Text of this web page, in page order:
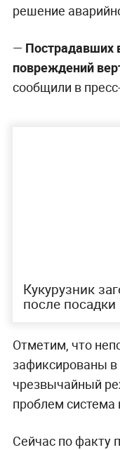
решение
— Пострадавших
повреждений
сообщили в
Кукурузник
после
Отметим, что
зафиксированы в
чрезвычайный
проблем система
Сейчас по факту